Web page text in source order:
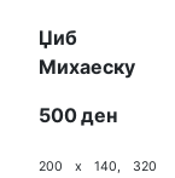
Џиб
Михаеску
500 ден
200 х 140, 320